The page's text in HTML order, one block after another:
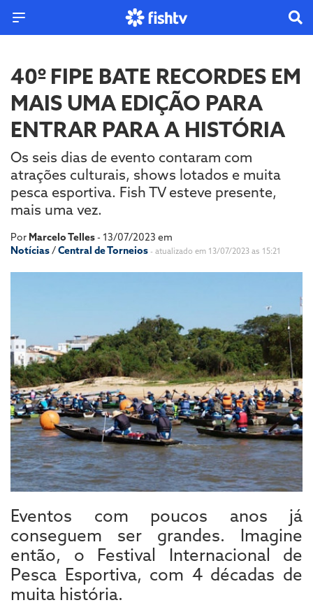
40º FIPE BATE RECORDES EM
MAIS UMA EDIÇÃO PARA
ENTRAR PARA A HISTÓRIA
Os seis dias de evento contaram com
atrações culturais, shows lotados e muita
pesca esportiva. Fish TV esteve presente,
mais uma vez.
Por Marcelo Telles- 13/07/2023 em
Notícias/Central de Torneios - atualizado em 13/07/2023 as 15:21
Eventos com poucos anos já
conseguem ser grandes. Imagine
então, o Festival Internacional de
Pesca Esportiva, com 4 décadas de
muita história.